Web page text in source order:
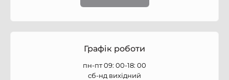
Графік роботи
пн-пт 09: 00-18: 00
сб-нд вихідний